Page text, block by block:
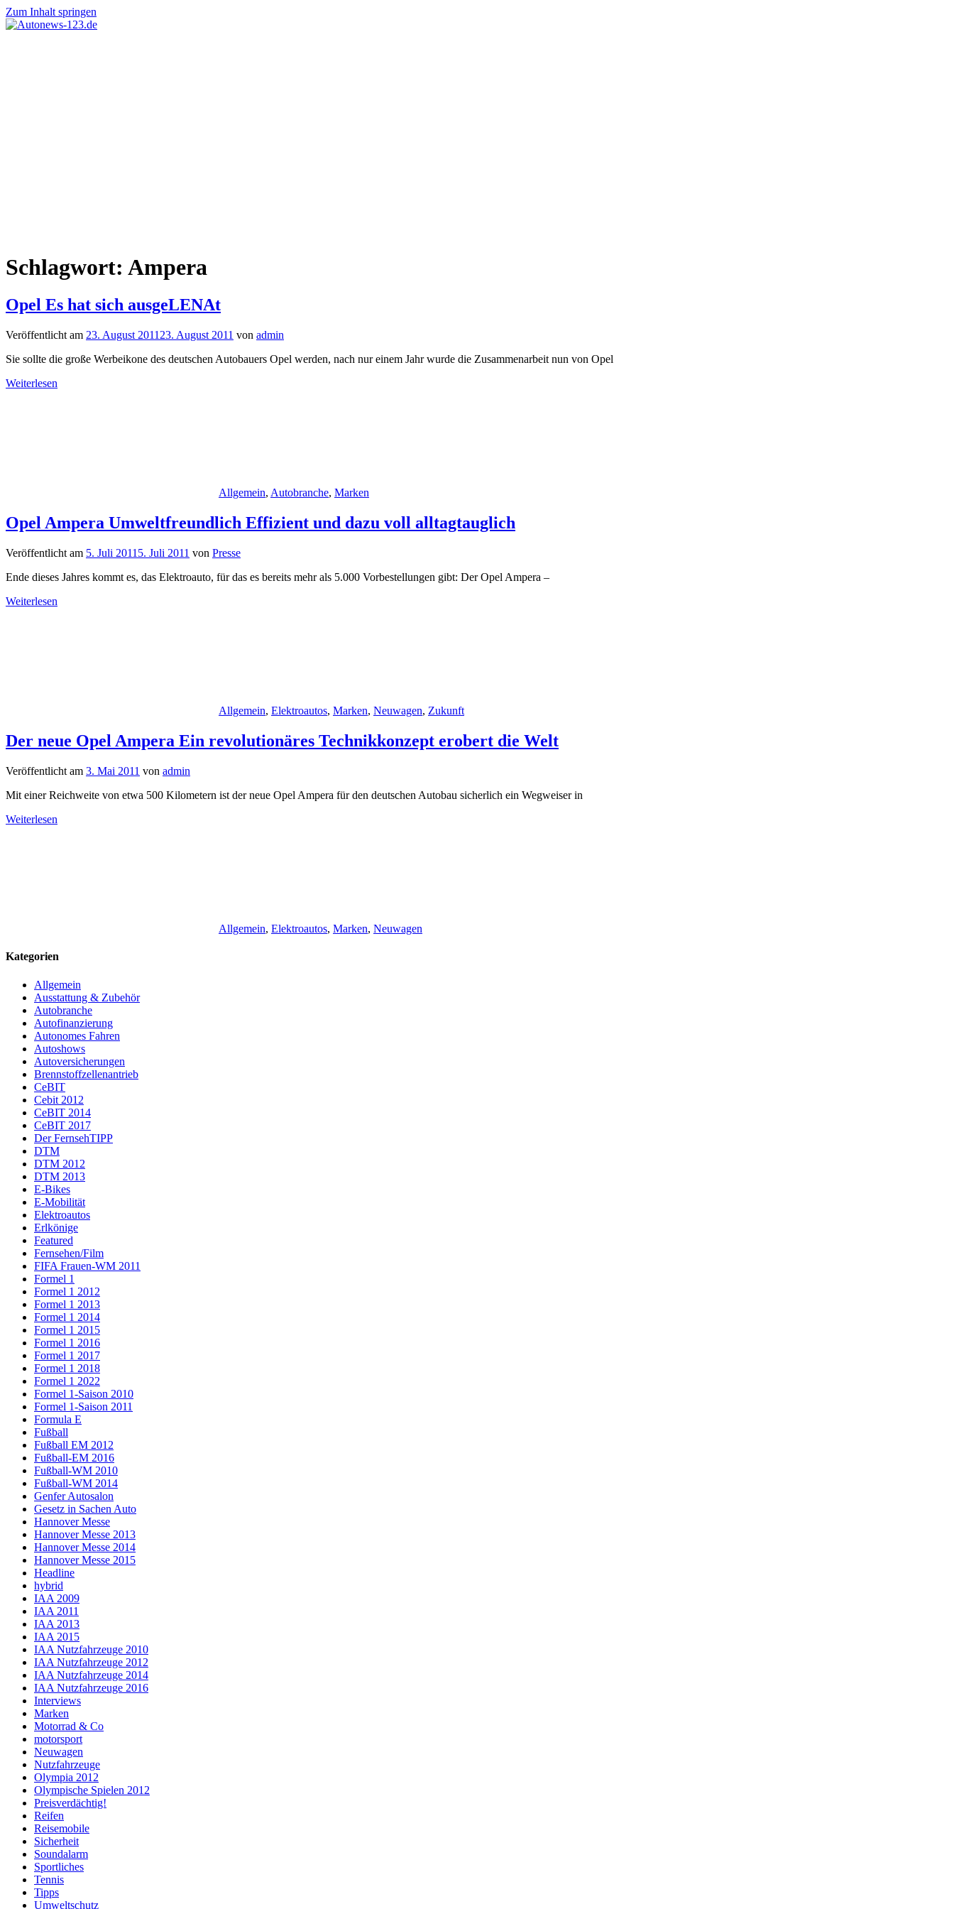
Zum Inhalt springen
Schlagwort: Ampera
Opel Es hat sich ausgeLENAt
Veröffentlicht am 23. August 2011 23. August 2011 von admin
Sie sollte die große Werbeikone des deutschen Autobauers Opel werden, nach nur einem Jahr wurde die Zusammenarbeit nun von Opel
Weiterlesen
Allgemein, Autobranche, Marken
Opel Ampera Umweltfreundlich Effizient und dazu voll alltagtauglich
Veröffentlicht am 5. Juli 2011 5. Juli 2011 von Presse
Ende dieses Jahres kommt es, das Elektroauto, für das es bereits mehr als 5.000 Vorbestellungen gibt: Der Opel Ampera –
Weiterlesen
Allgemein, Elektroautos, Marken, Neuwagen, Zukunft
Der neue Opel Ampera Ein revolutionäres Technikkonzept erobert die Welt
Veröffentlicht am 3. Mai 2011 von admin
Mit einer Reichweite von etwa 500 Kilometern ist der neue Opel Ampera für den deutschen Autobau sicherlich ein Wegweiser in
Weiterlesen
Allgemein, Elektroautos, Marken, Neuwagen
Kategorien
Allgemein
Ausstattung & Zubehör
Autobranche
Autofinanzierung
Autonomes Fahren
Autoshows
Autoversicherungen
Brennstoffzellenantrieb
CeBIT
Cebit 2012
CeBIT 2014
CeBIT 2017
Der FernsehTIPP
DTM
DTM 2012
DTM 2013
E-Bikes
E-Mobilität
Elektroautos
Erlkönige
Featured
Fernsehen/Film
FIFA Frauen-WM 2011
Formel 1
Formel 1 2012
Formel 1 2013
Formel 1 2014
Formel 1 2015
Formel 1 2016
Formel 1 2017
Formel 1 2018
Formel 1 2022
Formel 1-Saison 2010
Formel 1-Saison 2011
Formula E
Fußball
Fußball EM 2012
Fußball-EM 2016
Fußball-WM 2010
Fußball-WM 2014
Genfer Autosalon
Gesetz in Sachen Auto
Hannover Messe
Hannover Messe 2013
Hannover Messe 2014
Hannover Messe 2015
Headline
hybrid
IAA 2009
IAA 2011
IAA 2013
IAA 2015
IAA Nutzfahrzeuge 2010
IAA Nutzfahrzeuge 2012
IAA Nutzfahrzeuge 2014
IAA Nutzfahrzeuge 2016
Interviews
Marken
Motorrad & Co
motorsport
Neuwagen
Nutzfahrzeuge
Olympia 2012
Olympische Spielen 2012
Preisverdächtig!
Reifen
Reisemobile
Sicherheit
Soundalarm
Sportliches
Tennis
Tipps
Umweltschutz